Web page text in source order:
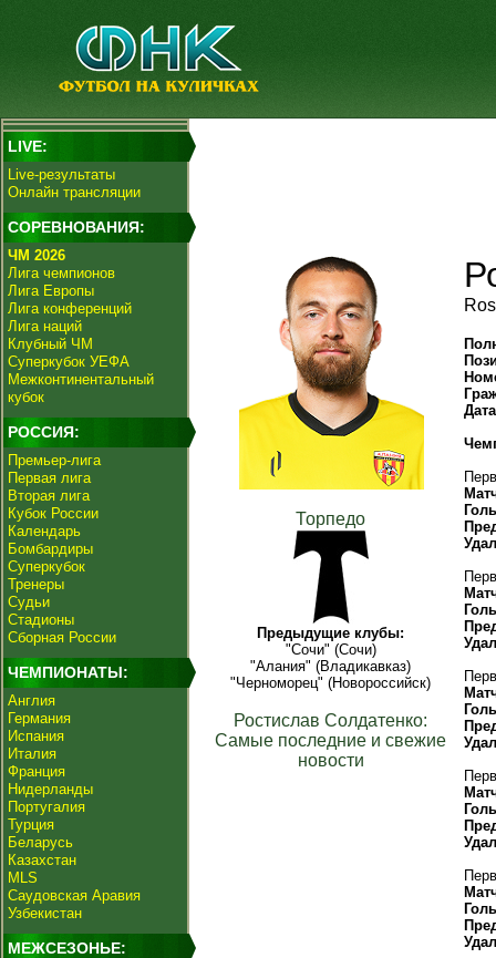
LIVE:
Live-результаты
Онлайн трансляции
СОРЕВНОВАНИЯ:
ЧМ 2026
Лига чемпионов
Лига Европы
Лига конференций
Лига наций
Клубный ЧМ
Суперкубок УЕФА
Межконтинентальный
кубок
РОССИЯ:
Премьер-лига
Первая лига
Вторая лига
Кубок России
Календарь
Бомбардиры
Суперкубок
Тренеры
Судьи
Стадионы
Сборная России
ЧЕМПИОНАТЫ:
Англия
Германия
Испания
Италия
Франция
Нидерланды
Португалия
Турция
Беларусь
Казахстан
MLS
Саудовская Аравия
Узбекистан
МЕЖСЕЗОНЬЕ:
Торпедо
Предыдущие клубы:
"Сочи" (Сочи)
"Алания" (Владикавказ)
"Черноморец" (Новороссийск)
Ростислав Солдатенко:
Самые последние и свежие
новости